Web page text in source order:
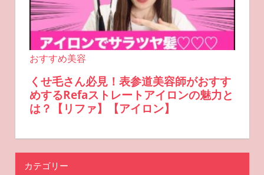
カテゴリー